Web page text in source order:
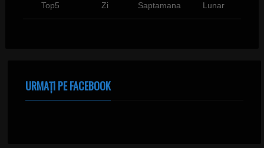
Top5 Zi Saptamana Lunar
URMAȚI PE FACEBOOK